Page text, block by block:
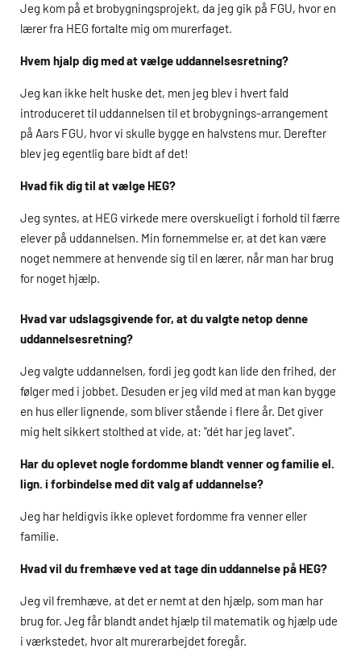
Jeg kom på et brobygningsprojekt, da jeg gik på FGU, hvor en
lærer fra HEGfortalte mig om murerfaget.
Hvem hjalp dig med at vælge uddannelsesretning?
Jeg kan ikke helt huske det, men jeg blev i hvert fald
introduceret til uddannelsen til et brobygnings-arrangement
på Aars FGU, hvor vi skulle bygge en halvstens mur. Derefter
blev jeg egentlig bare bidt af det!
Hvad fik dig til at vælge HEG?
Jeg syntes, at HEGvirkede mere overskueligt i forhold til færre
elever på uddannelsen. Min fornemmelse er, at det kan være
noget nemmere at henvende sig til en lærer, når man har brug
for noget hjælp.
Hvad var udslagsgivende for, at du valgte netop denne
uddannelsesretning?
Jeg valgte uddannelsen, fordi jeg godt kan lide den frihed, der
følger med i jobbet. Desuden er jeg vild med at man kan bygge
en hus eller lignende, som bliver stående i flere år. Det giver
mig helt sikkert stolthed at vide, at: "dét har jeg lavet".
Har du oplevet nogle fordomme blandt venner og familie el.
lign. i forbindelse med dit valg af uddannelse?
Jeg har heldigvis ikke oplevet fordomme fra venner eller
familie.
Hvad vil du fremhæve ved at tage din uddannelse på HEG?
Jeg vil fremhæve, at det er nemt at den hjælp, som man har
brug for. Jeg får blandt andet hjælp til matematik og hjælp ude
i værkstedet, hvor alt murerarbejdet foregår.